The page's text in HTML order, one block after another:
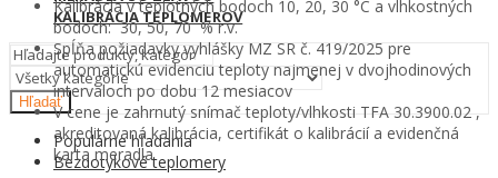
KALIBRÁCIA TEPLOMEROV
Hľadať
Populárne hľadania
Bezdotykové teplomery
Kalibrácia v teplotných bodoch 10, 20, 30 °C a vlhkostných
bodoch: 30, 50, 70 % r.v.
Spĺňa požiadavky vyhlášky MZ SR č. 419/2025 pre
automatickú evidenciu teploty najmenej v dvojhodinových
intervaloch po dobu 12 mesiacov
V cene je zahrnutý snímač teploty/vlhkosti TFA 30.3900.02 ,
akreditovaná kalibrácia, certifikát o kalibrácií a evidenčná
karta meradla